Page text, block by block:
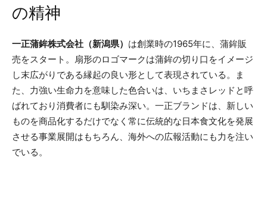
の精神
一正蒲鉾株式会社（新潟県） は創業時の1965年に、蒲鉾販
売をスタート。扇形のロゴマークは蒲鉾の切り口をイメージ
し末広がりである縁起の良い形として表現されている。ま
た、力強い生命力を意味した色合いは、いちまさレッドと呼
ばれており消費者にも馴染み深い。一正ブランドは、新しい
ものを商品化するだけでなく常に伝統的な日本食文化を発展
させる事業展開はもちろん、海外への広報活動にも力を注い
でいる。